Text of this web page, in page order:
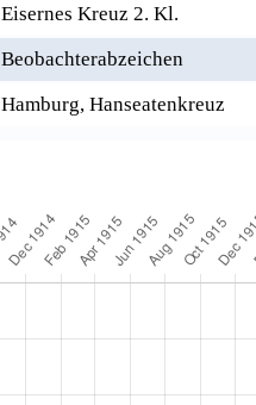
Eisernes Kreuz 2. Kl.
Beobachterabzeichen
Hamburg, Hanseatenkreuz